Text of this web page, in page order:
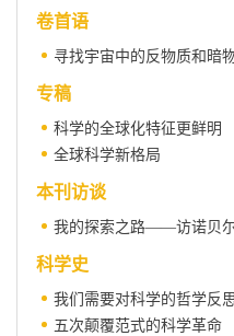
卷首语
寻找宇宙中的反物质和暗
专稿
科学的全球化特征更鲜明
全球科学新格局
本刊访谈
我的探索之路——访诺贝
科学史
我们需要对科学的哲学
五次颠覆范式的科学革命